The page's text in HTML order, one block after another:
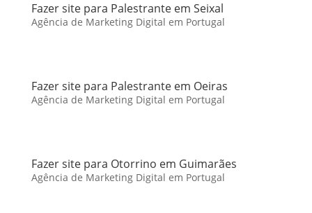
Fazer site para Palestrante em Seixal
Agência de Marketing Digital em Portugal
Fazer site para Palestrante em Oeiras
Agência de Marketing Digital em Portugal
Fazer site para Otorrino em Guimarães
Agência de Marketing Digital em Portugal